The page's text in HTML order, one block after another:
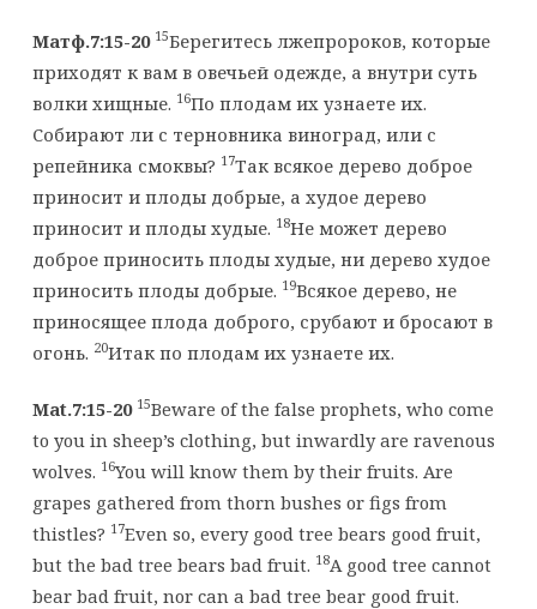
Матф.7:15-20 15Берегитесь лжепророков, которые
приходят к вам в овечьей одежде, а внутри суть
волки хищные. 16По плодам их узнаете их.
Собирают ли с терновника виноград, или с
репейника смоквы? 17Так всякое дерево доброе
приносит и плоды добрые, а худое дерево
приносит и плоды худые. 18Не может дерево
доброе приносить плоды худые, ни дерево худое
приносить плоды добрые. 19Всякое дерево, не
приносящее плода доброго, срубают и бросают в
огонь. 20Итак по плодам их узнаете их.
Mat.7:15-20 15Beware of the false prophets, who come
to you in sheep’s clothing, but inwardly are ravenous
wolves. 16You will know them by their fruits. Are
grapes gathered from thorn bushes or figs from
thistles? 17Even so, every good tree bears good fruit,
but the bad tree bears bad fruit. 18A good tree cannot
bear bad fruit, nor can a bad tree bear good fruit.